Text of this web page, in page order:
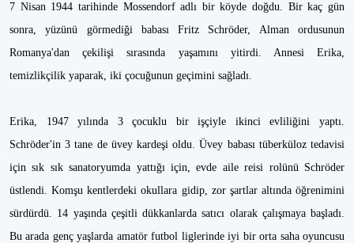
7 Nisan 1944 tarihinde Mossendorf adlı bir köyde doğdu. Bir kaç gün
sonra, yüzünü görmediği babası Fritz Schröder, Alman ordusunun
Romanya'dan çekilişi sırasında yaşamını yitirdi. Annesi Erika,
temizlikçilik yaparak, iki çocuğunun geçimini sağladı.
Erika, 1947 yılında 3 çocuklu bir işçiyle ikinci evliliğini yaptı.
Schröder'in 3 tane de üvey kardeşi oldu. Üvey babası tüberküloz tedavisi
için sık sık sanatoryumda yattığı için, evde aile reisi rolünü Schröder
üstlendi. Komşu kentlerdeki okullara gidip, zor şartlar altında öğrenimini
sürdürdü. 14 yaşında çeşitli dükkanlarda satıcı olarak çalışmaya başladı.
Bu arada genç yaşlarda amatör futbol liglerinde iyi bir orta saha oyuncusu